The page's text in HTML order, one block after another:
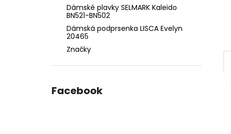
Dámské plavky SELMARK Kaleido
BN521-BN502
Dámská podprsenka LISCA Evelyn
20465
Značky
Facebook